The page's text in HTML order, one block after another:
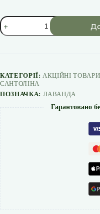
Лаванда
"Англійська
вузьколиста
КАТЕГОРІЇ:АКЦІЙНІ ТОВАРИ
САНТОЛІНА
ПОЗНАЧКА: ЛАВАНДА
Гарантовано